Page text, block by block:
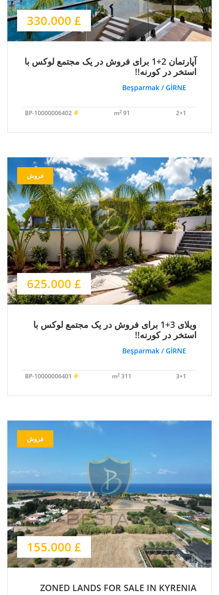
£ 330.000
آپارتمان 2+1 برای فروش در یک مجتمع لوکس با
استخر در کورنه!!
2+1
91 m
2
#
BP-10000006402
فروش
£ 625.000
ویلای 3+1 برای فروش در یک مجتمع لوکس با
استخر در کورنه!!
3+1
311 m
2
#
BP-10000006401
فروش
£ 155.000
ZONED LANDS FOR SALE IN KYRENIA